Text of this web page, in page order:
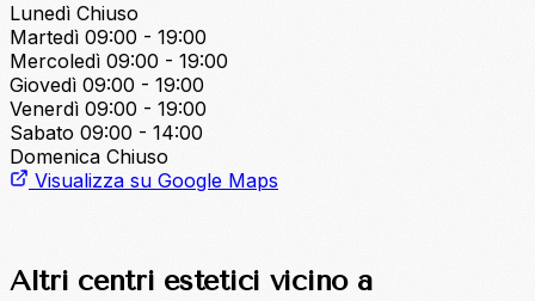
Lunedì Chiuso
Martedì 09:00 - 19:00
Mercoledì 09:00 - 19:00
Giovedì 09:00 - 19:00
Venerdì 09:00 - 19:00
Sabato 09:00 - 14:00
Domenica Chiuso
Visualizza su Google Maps
Altri centri estetici vicino a